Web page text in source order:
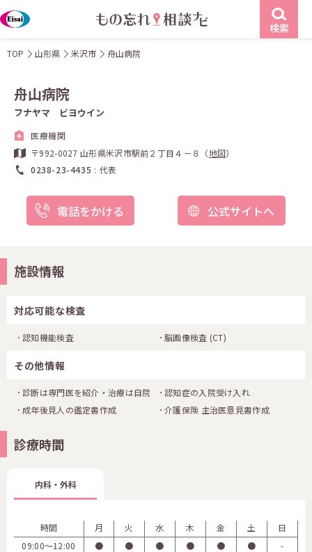
検索
TOP 山形県 米沢市 舟山病院
舟山病院
フナヤマ ビヨウイン
医療機関
〒992-0027 山形県米沢市駅前２丁目４－８（地図）
0238-23-4435
代表
電話をかける 公式サイトへ
施設情報
対応可能な検査
認知機能検査 脳画像検査 (CT)
その他情報
診断は専門医を紹介・治療は自院
認知症の入院受け入れ
成年後見人の鑑定書作成
介護保険 主治医意見書作成
診療時間
内科・外科
時間 月 火 水 木 金 土
日
09:00〜12:00
● ● ● ● ● ● -